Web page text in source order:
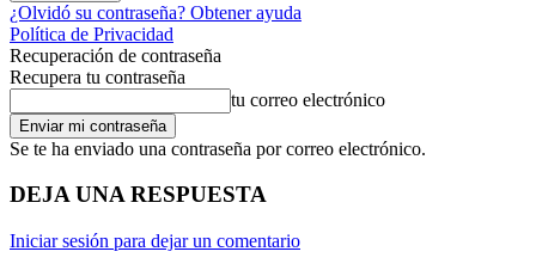
¿Olvidó su contraseña? Obtener ayuda
Política de Privacidad
Recuperación de contraseña
Recupera tu contraseña
tu correo electrónico
Se te ha enviado una contraseña por correo electrónico.
DEJA UNA RESPUESTA
Iniciar sesión para dejar un comentario